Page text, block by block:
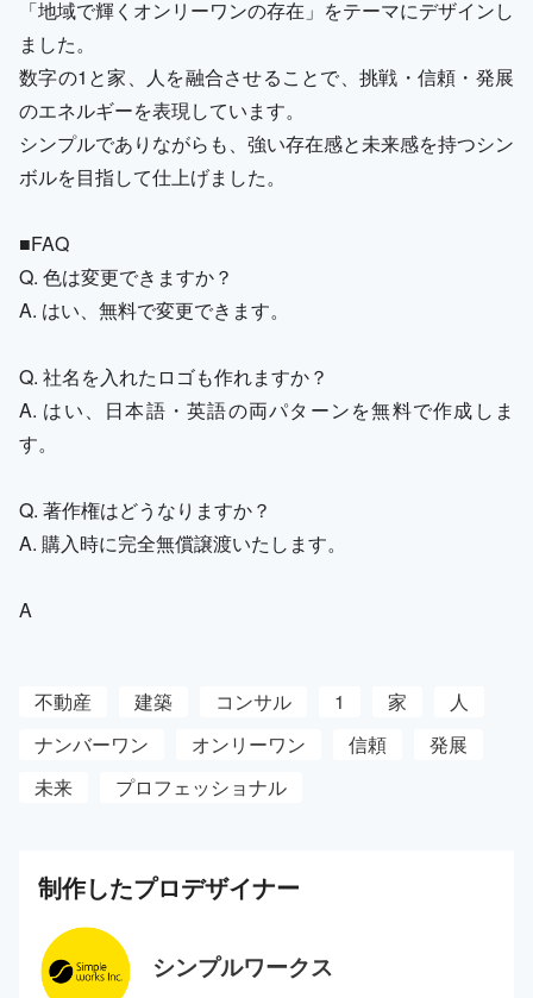
「地域で輝くオンリーワンの存在」をテーマにデザインし
ました。
数字の1と家、人を融合させることで、挑戦・信頼・発展
のエネルギーを表現しています。
シンプルでありながらも、強い存在感と未来感を持つシン
ボルを目指して仕上げました。
■FAQ
Q. 色は変更できますか？
A. はい、無料で変更できます。
Q. 社名を入れたロゴも作れますか？
A. はい、日本語・英語の両パターンを無料で作成しま
す。
Q. 著作権はどうなりますか？
A. 購入時に完全無償譲渡いたします。
A
不動産 建築 コンサル 1 家
人
ナンバーワン
オンリーワン 信頼
発展
未来
プロフェッショナル
制作したプロデザイナー
シンプルワークス